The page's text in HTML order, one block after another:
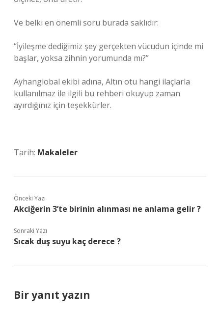
Ve belki en önemli soru burada saklıdır:
“İyileşme dediğimiz şey gerçekten vücudun içinde mi
başlar, yoksa zihnin yorumunda mı?”
Ayhanglobal ekibi adına, Altın otu hangi ilaçlarla
kullanılmaz ile ilgili bu rehberi okuyup zaman
ayırdığınız için teşekkürler.
Tarih: Makaleler
Önceki Yazı
Akciğerin 3’te birinin alınması ne anlama gelir ?
Sonraki Yazı
Sıcak duş suyu kaç derece ?
Bir yanıt yazın